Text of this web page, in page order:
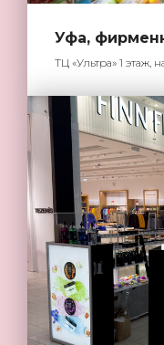
Уфа,
ТЦ «Ультра» 1 этаж,